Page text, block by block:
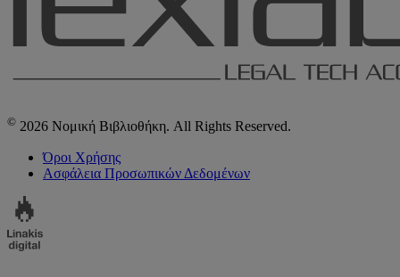
© 2026 Νομική Βιβλιοθήκη. All Rights Reserved.
Όροι Χρήσης
Ασφάλεια Προσωπικών Δεδομένων